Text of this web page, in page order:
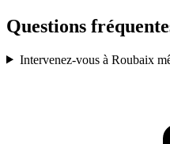
Questions
Intervenez-vous à Roubaix